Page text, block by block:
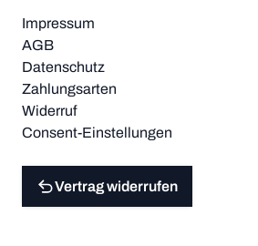
Impressum
AGB
Datenschutz
Zahlungsarten
Widerruf
Consent-Einstellungen
Vertrag widerrufen